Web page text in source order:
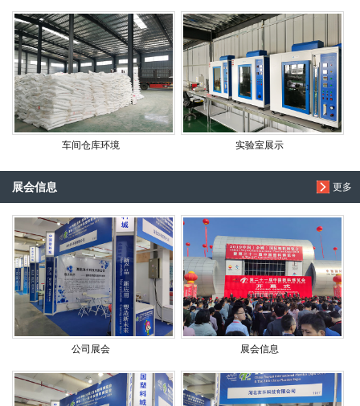
车间仓库环境 实验室展示
更多
展会信息
公司展会 展会信息